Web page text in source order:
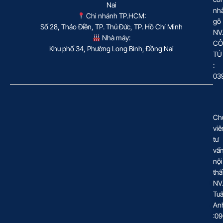
Nai
Chi nhánh TP.HCM:
Số 28, Thảo Điền, TP. Thủ Đức, TP. Hồ Chí Minh
Nhà máy:
Khu phố 34, Phường Long Bình, Đồng Nai
gỗ
NV.
TÚ
:
tư
nội
NV.